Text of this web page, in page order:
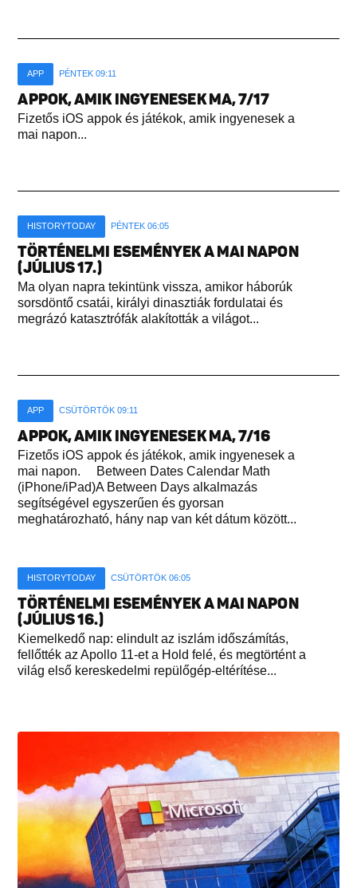
APP PÉNTEK 09:11
APPOK, AMIK INGYENESEK MA, 7/17
Fizetős iOS appok és játékok, amik ingyenesek a
mai napon...
HISTORYTODAY PÉNTEK 06:05
TÖRTÉNELMI ESEMÉNYEK A MAI NAPON
(JÚLIUS 17.)
Ma olyan napra tekintünk vissza, amikor háborúk
sorsdöntő csatái, királyi dinasztiák fordulatai és
megrázó katasztrófák alakították a világot...
APP CSÜTÖRTÖK 09:11
APPOK, AMIK INGYENESEK MA, 7/16
Fizetős iOS appok és játékok, amik ingyenesek a
mai napon. Between Dates Calendar Math
(iPhone/iPad)A Between Days alkalmazás
segítségével egyszerűen és gyorsan
meghatározható, hány nap van két dátum között...
HISTORYTODAY CSÜTÖRTÖK 06:05
TÖRTÉNELMI ESEMÉNYEK A MAI NAPON
(JÚLIUS 16.)
Kiemelkedő nap: elindult az iszlám időszámítás,
fellőtték az Apollo 11-et a Hold felé, és megtörtént a
világ első kereskedelmi repülőgép-eltérítése...